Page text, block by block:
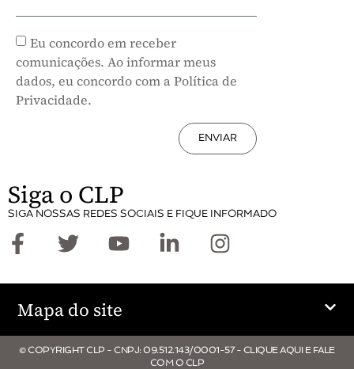
Eu concordo em receber
comunicações. Ao informar meus
dados, eu concordo com a Política de
Privacidade.
ENVIAR
Siga o CLP
SIGA NOSSAS REDES SOCIAIS E FIQUE INFORMADO
Mapa do site
© COPYRIGHT CLP - CNPJ: 09.512.143/0001-57 - CLIQUE AQUI E FALE
COM O CLP